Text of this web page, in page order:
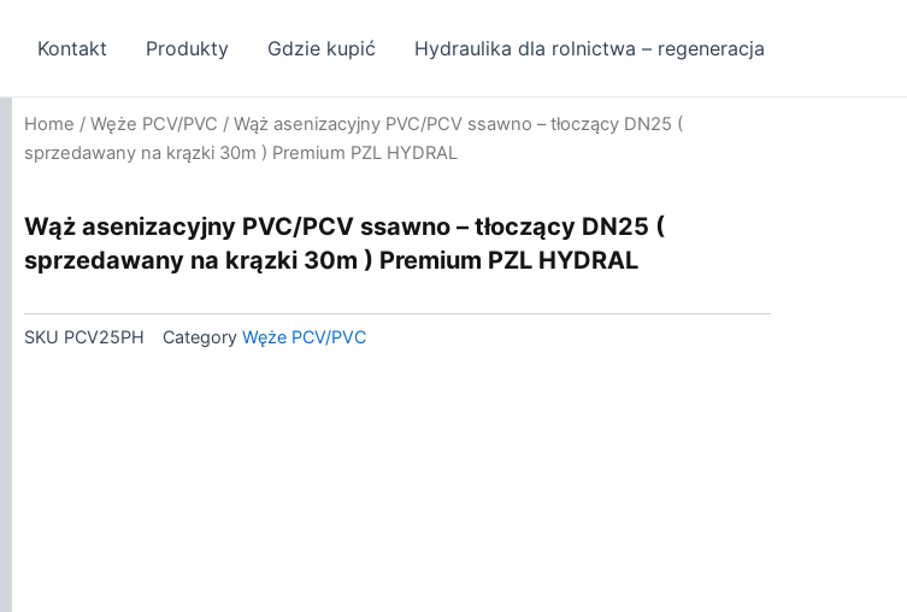
Kontakt Produkty Gdzie kupić Hydraulika dla rolnictwa – regeneracja
Home / Węże PCV/PVC / Wąż asenizacyjny PVC/PCV ssawno – tłoczący DN25 (
sprzedawany na krązki 30m ) Premium PZL HYDRAL
Wąż asenizacyjny PVC/PCV ssawno – tłoczący DN25 (
sprzedawany na krązki 30m ) Premium PZL HYDRAL
SKU PCV25PH Category Węże PCV/PVC